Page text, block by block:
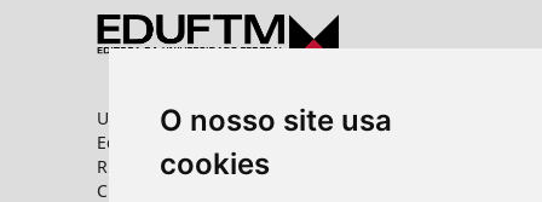
O nosso site usa
cookies
Universidade Federal do Triângulo Mineiro
Editora UFTM
Rua Vigário Carlos, 100 - Bairro Abadia
CEP: 38025-350 - Uberaba/MG